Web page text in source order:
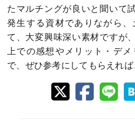
たマルチングが良いと聞いて
発生する資材でありながら
て、大変興味深い素材ですが
上での感想やメリット・デ
で、ぜひ参考にしてもらえれば